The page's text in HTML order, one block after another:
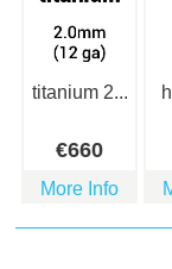
titanium 2...
€660
More Info